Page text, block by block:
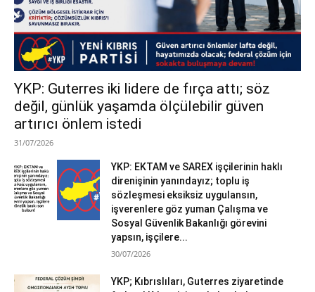
YKP: Guterres iki lidere de fırça attı; söz
değil, günlük yaşamda ölçülebilir güven
artırıcı önlem istedi
31/07/2026
YKP: EKTAM ve SAREX işçilerinin haklı
direnişinin yanındayız; toplu iş
sözleşmesi eksiksiz uygulansın,
işverenlere göz yuman Çalışma ve
Sosyal Güvenlik Bakanlığı görevini
yapsın, işçilere...
30/07/2026
YKP; Kıbrıslıları, Guterres ziyaretinde